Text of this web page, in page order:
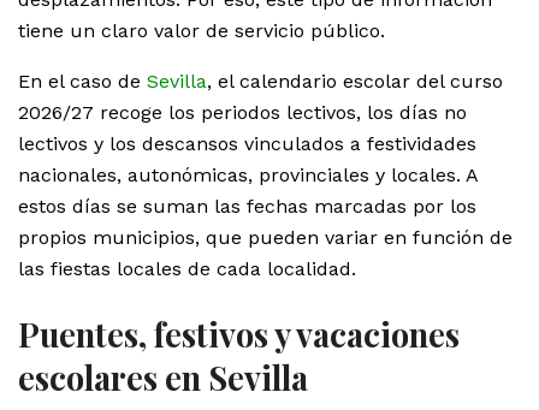
tiene un claro valor de servicio público.
En el caso de Sevilla, el calendario escolar del curso
2026/27 recoge los periodos lectivos, los días no
lectivos y los descansos vinculados a festividades
nacionales, autonómicas, provinciales y locales. A
estos días se suman las fechas marcadas por los
propios municipios, que pueden variar en función de
las fiestas locales de cada localidad.
Puentes, festivos y vacaciones
escolares en Sevilla